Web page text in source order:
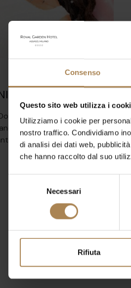
Consenso
Questo sito web utilizza i
Utilizziamo i cookie per
nostro traffico. Condividiamo
di analisi dei dati web,
che hanno raccolto dal suo
Necessari
Rifiuta
DOME
Santa Giulia. Offerta
Royal Garden Hotel a 200
e garage gratuito